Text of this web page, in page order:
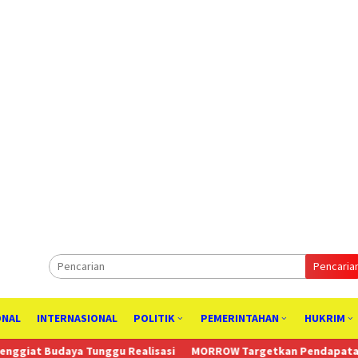
INTERNASIONAL POLITIK PEMERINTAHAN HUKRIM
Realisasi MORROW Targetkan Pendapatan Tahunan